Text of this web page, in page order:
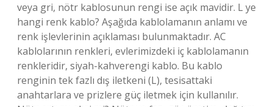
veya gri, nötr kablosunun rengi ise açık mavidir. L ye
hangi renk kablo? Aşağıda kablolamanın anlamı ve
renk işlevlerinin açıklaması bulunmaktadır. AC
kablolarının renkleri, evlerimizdeki iç kablolamanın
renkleridir, siyah-kahverengi kablo. Bu kablo
renginin tek fazlı dış iletkeni (L), tesisattaki
anahtarlara ve prizlere güç iletmek için kullanılır.